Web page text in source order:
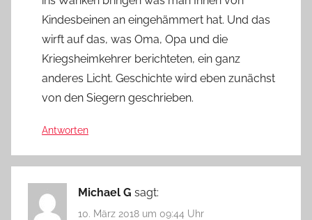
Kindesbeinen an eingehämmert hat. Und das
wirft auf das, was Oma, Opa und die
Kriegsheimkehrer berichteten, ein ganz
anderes Licht. Geschichte wird eben zunächst
von den Siegern geschrieben.
Antworten
Michael G sagt:
10. März 2018 um 09:44 Uhr